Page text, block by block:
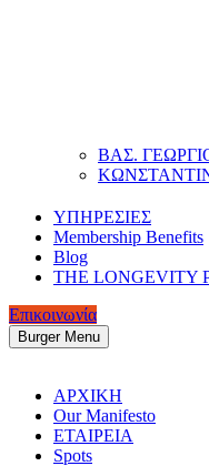
ΒΑΣ.
ΥΠΗΡΕΣΙΕΣ
Membership Benefits
Blog
THE LONGEVITY
Επικοινωνία
Burger Menu
ΑΡΧΙΚΗ
Our Manifesto
ΕΤΑΙΡΕΙΑ
Spots